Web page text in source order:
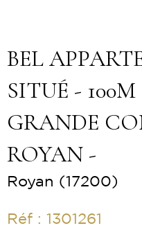
BEL
SITUÉ -
GRANDE
ROYAN -
Royan (17200)
Réf : 1301261